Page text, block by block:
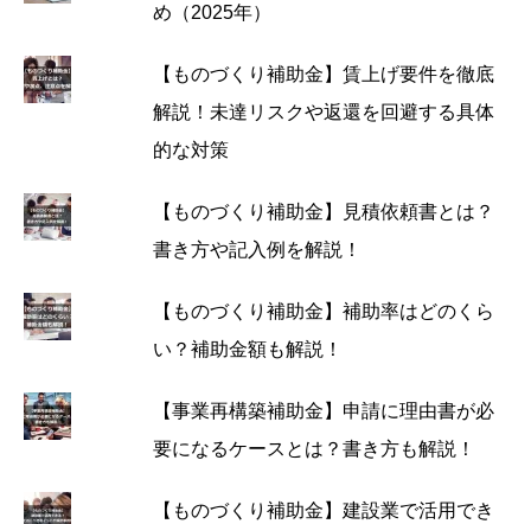
め（2025年）
【ものづくり補助金】賃上げ要件を徹底
解説！未達リスクや返還を回避する具体
的な対策
【ものづくり補助金】見積依頼書とは？
書き方や記入例を解説！
【ものづくり補助金】補助率はどのくら
い？補助金額も解説！
【事業再構築補助金】申請に理由書が必
要になるケースとは？書き方も解説！
【ものづくり補助金】建設業で活用でき